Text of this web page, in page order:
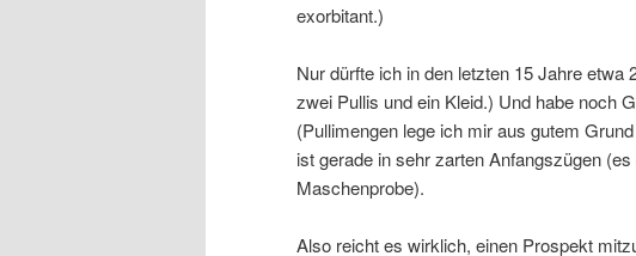
exorbitant.)
Nur dürfte ich in den letzten 15 Jahre
zwei Pullis und ein Kleid.) Und habe noch
(Pullimengen lege ich mir aus gutem
ist gerade in sehr zarten Anfangszügen
Maschenprobe).
Also reicht es wirklich, einen Prospekt